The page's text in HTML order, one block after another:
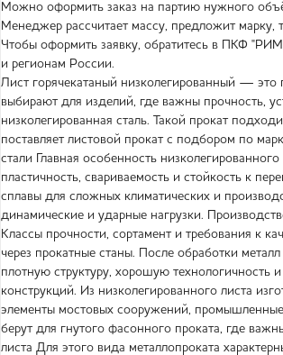
Можно оформить заказ на партию нужного
Менеджер рассчитает массу, предложит марку,
Чтобы оформить заявку, обратитесь в ПКФ
и регионам России.
Лист горячекатаный низколегированный — это
выбирают для изделий, где важны прочность,
низколегированная сталь. Такой прокат
поставляет листовой прокат с подбором по
стали Главная особенность
пластичность, свариваемость и стойкость к
сплавы для сложных климатических и
динамические и ударные нагрузки.
Классы прочности, сортамент и требования к
через прокатные станы. После обработки
плотную структуру, хорошую технологичность
конструкций. Из низколегированного листа
элементы мостовых сооружений,
берут для гнутого фасонного проката, где
листа Для этого вида металлопроката